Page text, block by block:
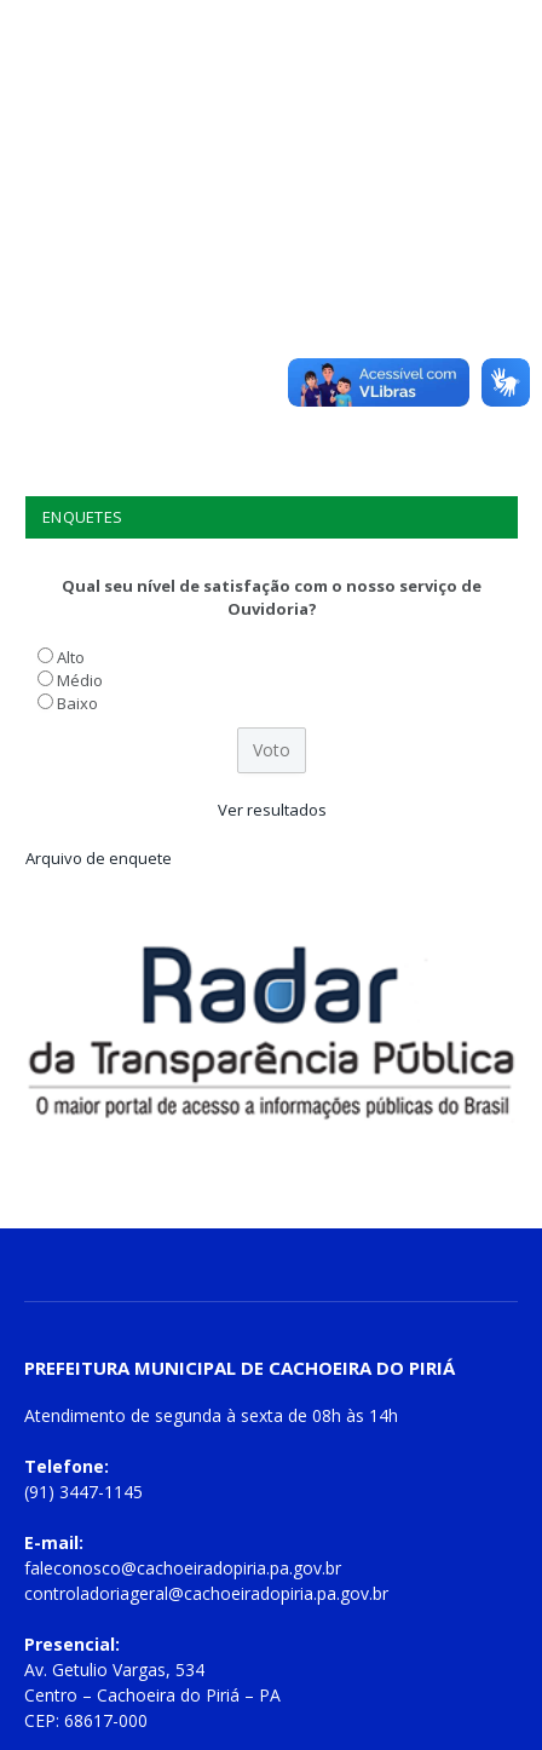
ENQUETES
Qual seu nível de satisfação com o nosso serviço de
Ouvidoria?
Alto
Médio
Baixo
Ver resultados
Arquivo de enquete
PREFEITURA MUNICIPAL DE CACHOEIRA DO PIRIÁ
Atendimento de segunda à sexta de 08h às 14h
Telefone:
(91) 3447-1145
E-mail:
faleconosco@cachoeiradopiria.pa.gov.br
controladoriageral@cachoeiradopiria.pa.gov.br
Presencial:
Av. Getulio Vargas, 534
Centro – Cachoeira do Piriá – PA
CEP: 68617-000